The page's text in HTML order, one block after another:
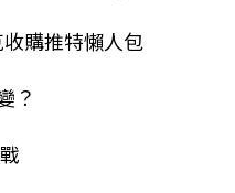
購推特懶人包
？